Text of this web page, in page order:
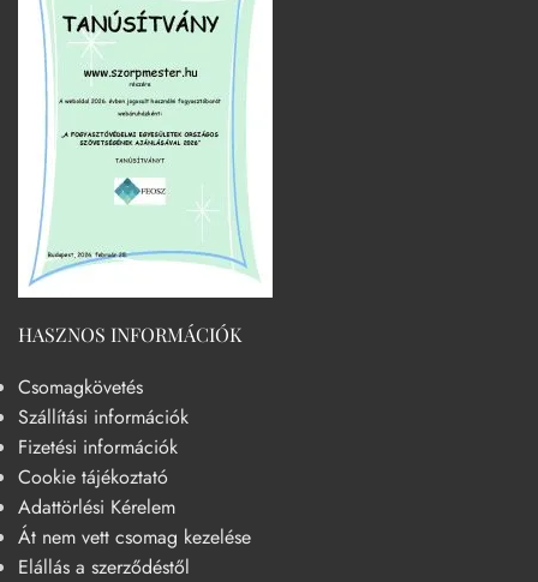
HASZNOS INFORMÁCIÓK
Csomagkövetés
Szállítási információk
Fizetési információk
Cookie tájékoztató
Adattörlési Kérelem
Át nem vett csomag kezelése
Elállás a szerződéstől